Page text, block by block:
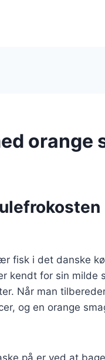
orange
fisk i det danske
kendt for sin milde
Når man
og en orange
på er ved at